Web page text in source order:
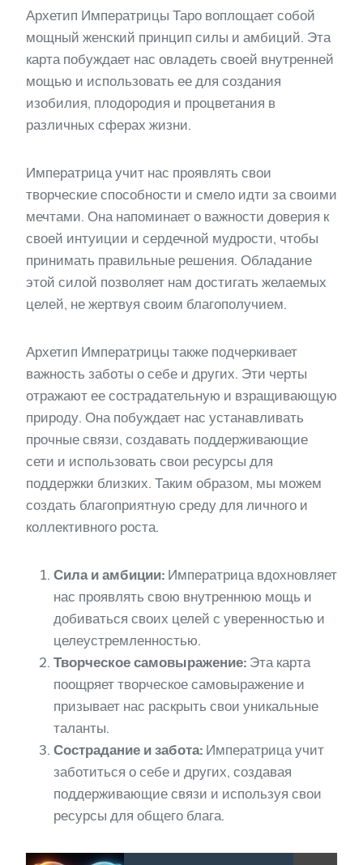
Архетип Императрицы Таро воплощает собой
мощный женский принцип силы и амбиций. Эта
карта побуждает нас овладеть своей внутренней
мощью и использовать ее для создания
изобилия, плодородия и процветания в
различных сферах жизни.
Императрица учит нас проявлять свои
творческие способности и смело идти за своими
мечтами. Она напоминает о важности доверия к
своей интуиции и сердечной мудрости, чтобы
принимать правильные решения. Обладание
этой силой позволяет нам достигать желаемых
целей, не жертвуя своим благополучием.
Архетип Императрицы также подчеркивает
важность заботы о себе и других. Эти черты
отражают ее сострадательную и взращивающую
природу. Она побуждает нас устанавливать
прочные связи, создавать поддерживающие
сети и использовать свои ресурсы для
поддержки близких. Таким образом, мы можем
создать благоприятную среду для личного и
коллективного роста.
Сила и амбиции: Императрица вдохновляет
нас проявлять свою внутреннюю мощь и
добиваться своих целей с уверенностью и
целеустремленностью.
Творческое самовыражение: Эта карта
поощряет творческое самовыражение и
призывает нас раскрыть свои уникальные
таланты.
Сострадание и забота: Императрица учит
заботиться о себе и других, создавая
поддерживающие связи и используя свои
ресурсы для общего блага.